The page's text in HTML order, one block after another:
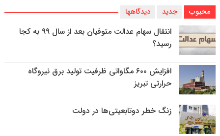
محبوب جدید دیدگاهها
انتقال سهام عدالت متوفیان بعد از سال ۹۹ به کجا
رسید؟
افزایش ۶۰۰ مگاواتی ظرفیت تولید برق نیروگاه
حرارتی تبریز
زنگ خطر دوتابعیتی‌ها در دولت